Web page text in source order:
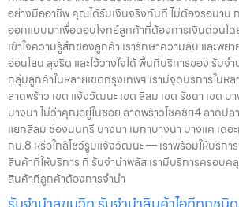
อย่างมืออาชีพ คุณได้รับเงินจริงทันที ไม่ต้องรอนาน ก
ออกแบบมาเพื่อตอบโจทย์ลูกค้าที่ต้องการเงินด่วนโด
เข้าใจความรู้สึกของลูกค้า เรารักษาความลับ และพย
อ่อนโยน สุจริต และไว้วางใจได้ พื้นที่บริการของ รับจ
กลุ่มลูกค้าในหลายเขตกรุงเทพฯ เรามีจุดบริการใน
ลาดพร้าว เขต แจ้งวัฒนะ เขต สีลม เขต รัชดา เขต บ
บางนา ไม่ว่าคุณอยู่ในซอย ลาดพร้าวโชคชัย4 ลาดปล
แยกสีลม ช่องนนทรี บางนา เมกาบางนา บางแค เดอ
กม.8 หรือใกล้โชว์รูมแจ้งวัฒนะ — เราพร้อมให้บริกา
สินค้าที่ให้บริการ ที่ รับจำนำพลัส เรามีบริการครอบค
สินค้าที่ลูกค้าต้องการจำนำ